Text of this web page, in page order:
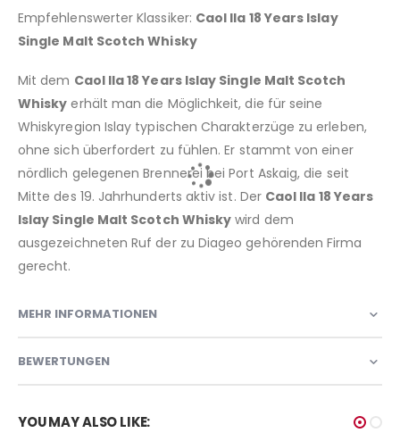
Empfehlenswerter Klassiker: Caol Ila 18 Years Islay
Single Malt Scotch Whisky
Mit dem Caol Ila 18 Years Islay Single Malt Scotch
Whisky erhält man die Möglichkeit, die für seine
Whiskyregion Islay typischen Charakterzüge zu erleben,
ohne sich überfordert zu fühlen. Er stammt von einer
nördlich gelegenen Brennerei bei Port Askaig, die seit
Mitte des 19. Jahrhunderts aktiv ist. Der Caol Ila 18 Years
Islay Single Malt Scotch Whisky wird dem
ausgezeichneten Ruf der zu Diageo gehörenden Firma
gerecht.
MEHR INFORMATIONEN
BEWERTUNGEN
YOU MAY ALSO LIKE: